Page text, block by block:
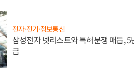
전자·전기·정보통신
삼성전자 넷리스트와 특허분쟁 매듭,
급